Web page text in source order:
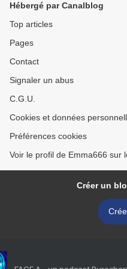
Hébergé par Canalblog
Top articles
Pages
Contact
Signaler un abus
C.G.U.
Cookies et données
Préférences cookies
Voir le profil de Emma666 sur
Créer un